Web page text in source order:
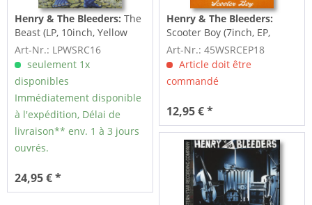
Henry & The Bleeders:The
Beast (LP, 10inch, Yellow
Vinyl, Ltd.)
Art-Nr.: LPWSRC16
seulement 1x
disponibles
Immédiatement disponible
à l'expédition, Délai de
livraison** env. 1 à 3 jours
ouvrés.
24,95 € *
Henry & The Bleeders:
Scooter Boy (7inch, EP,
45rpm, PS)
Art-Nr.: 45WSRCEP18
Article doit être
commandé
12,95 € *